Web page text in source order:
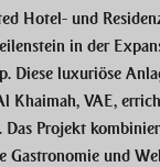
Hotel- und
in der
Diese luxuriöse
Khaimah, VAE,
Projekt
Gastronomie und